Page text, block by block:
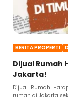
BERITA PROPERTI
Dijual Rumah
Jakarta!
Dijual Rumah
rumah di Jakarta